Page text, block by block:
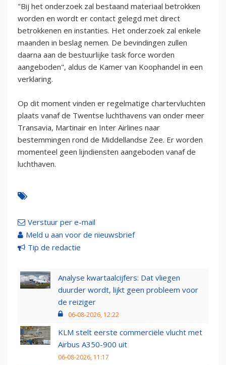
"Bij het onderzoek zal bestaand materiaal betrokken
worden en wordt er contact gelegd met direct
betrokkenen en instanties. Het onderzoek zal enkele
maanden in beslag nemen. De bevindingen zullen
daarna aan de bestuurlijke task force worden
aangeboden", aldus de Kamer van Koophandel in een
verklaring.
Op dit moment vinden er regelmatige chartervluchten
plaats vanaf de Twentse luchthavens van onder meer
Transavia, Martinair en Inter Airlines naar
bestemmingen rond de Middellandse Zee. Er worden
momenteel geen lijndiensten aangeboden vanaf de
luchthaven.
Verstuur per e-mail
Meld u aan voor de nieuwsbrief
Tip de redactie
Analyse kwartaalcijfers: Dat vliegen
duurder wordt, lijkt geen probleem voor
de reiziger
06-08-2026, 12:22
KLM stelt eerste commerciële vlucht met
Airbus A350-900 uit
06-08-2026, 11:17